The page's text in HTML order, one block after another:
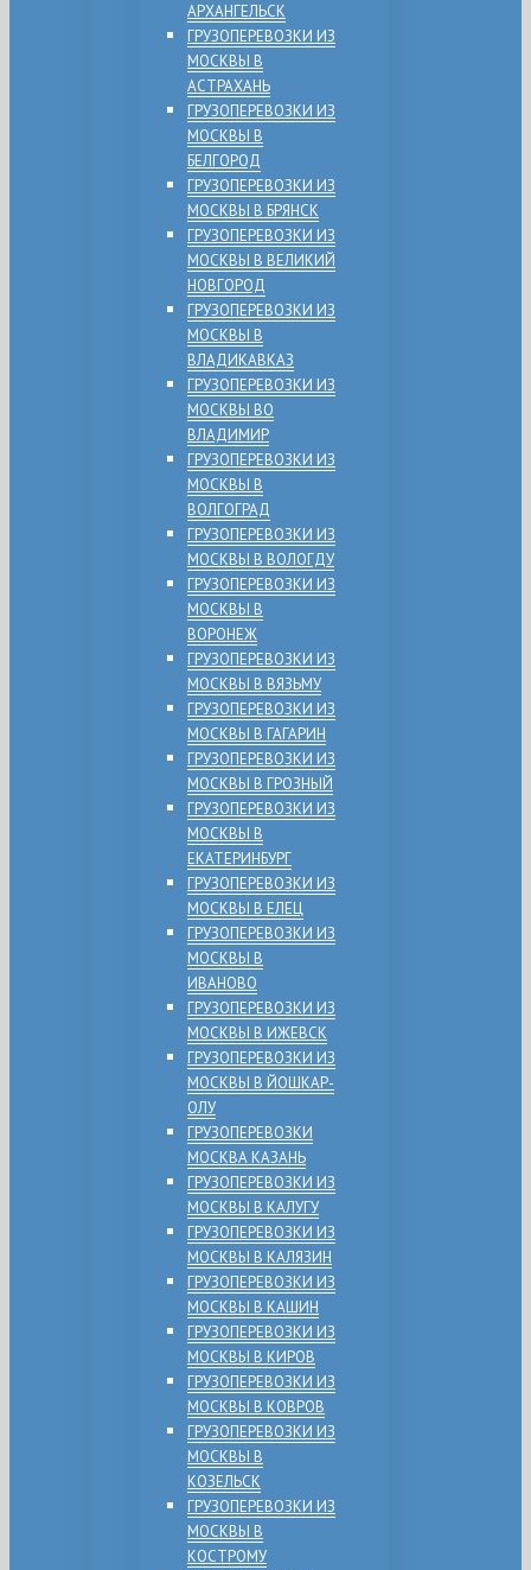
АРХАНГЕЛЬСК
ГРУЗОПЕРЕВОЗКИ ИЗ
МОСКВЫ В
АСТРАХАНЬ
ГРУЗОПЕРЕВОЗКИ ИЗ
МОСКВЫ В
БЕЛГОРОД
ГРУЗОПЕРЕВОЗКИ ИЗ
МОСКВЫ В БРЯНСК
ГРУЗОПЕРЕВОЗКИ ИЗ
МОСКВЫ В ВЕЛИКИЙ
НОВГОРОД
ГРУЗОПЕРЕВОЗКИ ИЗ
МОСКВЫ В
ВЛАДИКАВКАЗ
ГРУЗОПЕРЕВОЗКИ ИЗ
МОСКВЫ ВО
ВЛАДИМИР
ГРУЗОПЕРЕВОЗКИ ИЗ
МОСКВЫ В
ВОЛГОГРАД
ГРУЗОПЕРЕВОЗКИ ИЗ
МОСКВЫ В ВОЛОГДУ
ГРУЗОПЕРЕВОЗКИ ИЗ
МОСКВЫ В
ВОРОНЕЖ
ГРУЗОПЕРЕВОЗКИ ИЗ
МОСКВЫ В ВЯЗЬМУ
ГРУЗОПЕРЕВОЗКИ ИЗ
МОСКВЫ В ГАГАРИН
ГРУЗОПЕРЕВОЗКИ ИЗ
МОСКВЫ В ГРОЗНЫЙ
ГРУЗОПЕРЕВОЗКИ ИЗ
МОСКВЫ В
ЕКАТЕРИНБУРГ
ГРУЗОПЕРЕВОЗКИ ИЗ
МОСКВЫ В ЕЛЕЦ
ГРУЗОПЕРЕВОЗКИ ИЗ
МОСКВЫ В
ИВАНОВО
ГРУЗОПЕРЕВОЗКИ ИЗ
МОСКВЫ В ИЖЕВСК
ГРУЗОПЕРЕВОЗКИ ИЗ
МОСКВЫ В ЙОШКАР-
ОЛУ
ГРУЗОПЕРЕВОЗКИ
МОСКВА КАЗАНЬ
ГРУЗОПЕРЕВОЗКИ ИЗ
МОСКВЫ В КАЛУГУ
ГРУЗОПЕРЕВОЗКИ ИЗ
МОСКВЫ В КАЛЯЗИН
ГРУЗОПЕРЕВОЗКИ ИЗ
МОСКВЫ В КАШИН
ГРУЗОПЕРЕВОЗКИ ИЗ
МОСКВЫ В КИРОВ
ГРУЗОПЕРЕВОЗКИ ИЗ
МОСКВЫ В КОВРОВ
ГРУЗОПЕРЕВОЗКИ ИЗ
МОСКВЫ В
КОЗЕЛЬСК
ГРУЗОПЕРЕВОЗКИ ИЗ
МОСКВЫ В
КОСТРОМУ